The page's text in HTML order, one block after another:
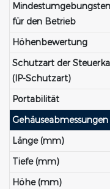
für den Betrieb
Höhenbewertung
Schutzart der
(IP-Schutzart)
Portabilität
Gehäuseabmessungen
Länge (mm)
Tiefe (mm)
Höhe (mm)